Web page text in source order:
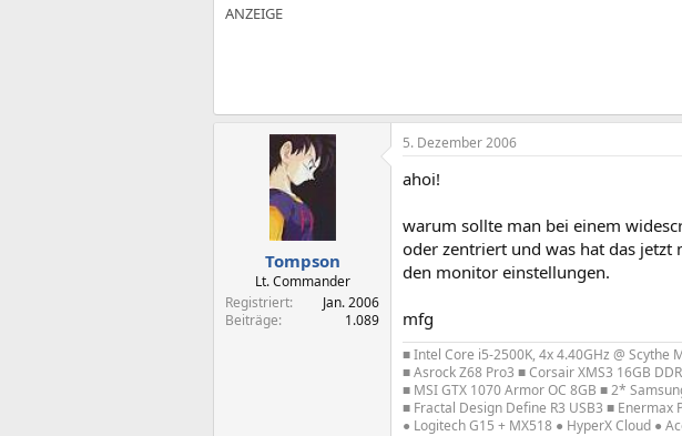
Tompson
Lt. Commander
Registriert
Jan. 2006
Beiträge
1.089
5. Dezember 2006
ahoi!
warum sollte man bei einem
oder zentriert und was hat das
den monitor einstellungen.
mfg
■ Intel Core i5-2500K, 4x 4.40GHz @ Scythe
■ Asrock Z68 Pro3 ■ Corsair XMS3 16GB
■ MSI GTX 1070 Armor OC 8GB ■ 2*
■ Fractal Design Define R3 USB3 ■ Enermax
● Logitech G15 + MX518 ● HyperX Cloud ●